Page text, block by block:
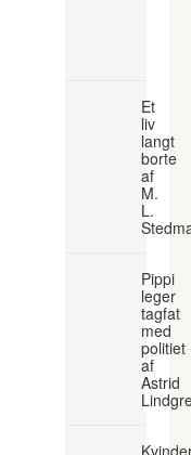
Et
liv
langt
borte
af
M.
L.
Pippi
leger
tagfat
med
politiet
af
Astrid